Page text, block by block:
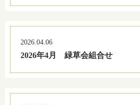
2026.04.06
2026年4月 緑草会組合せ